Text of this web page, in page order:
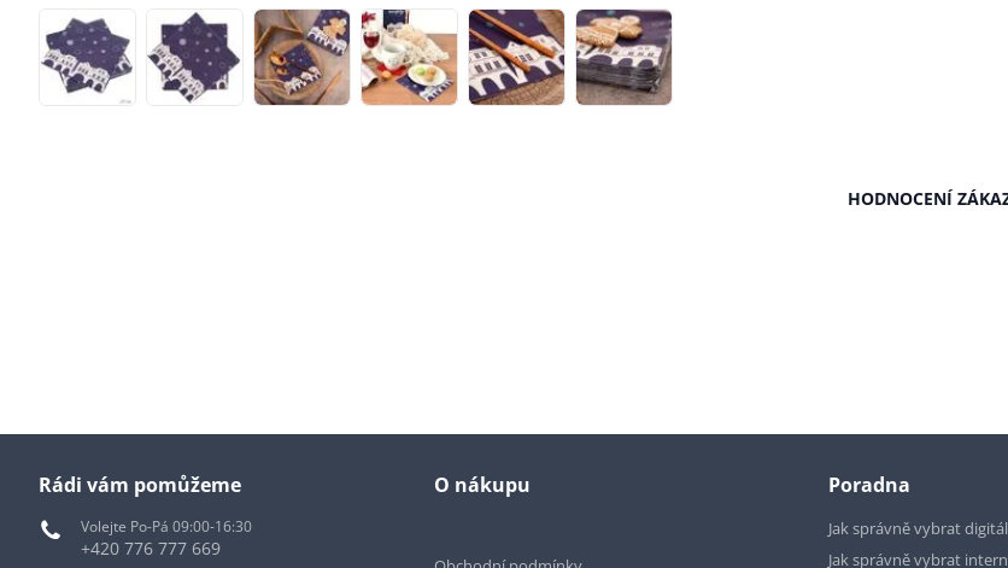
HODNOCENÍ
Rádi vám pomůžeme
Volejte Po-Pá 09:00-16:30
+420 776 777 669
O nákupu Poradna
Jak správně vybrat
Jak správně vybrat